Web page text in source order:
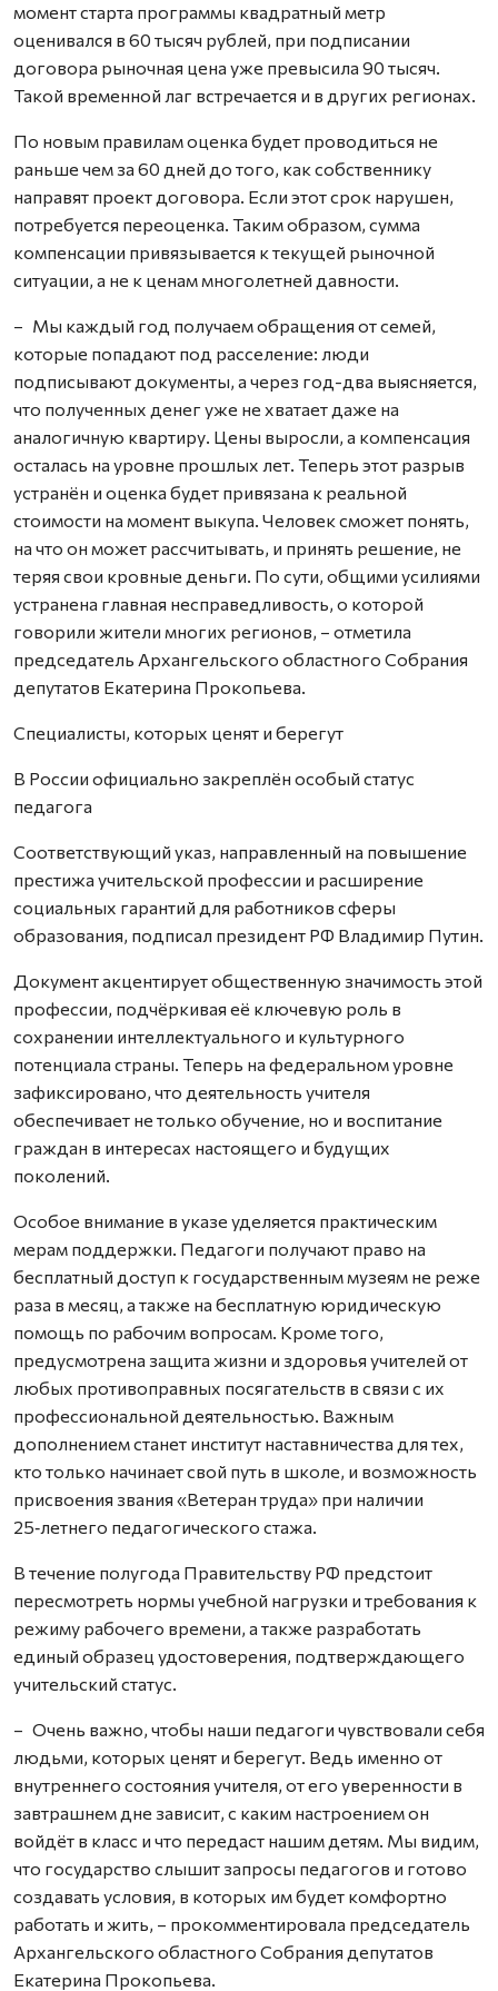
момент старта программы квадратный метр
оценивался в 60 тысяч рублей, при подписании
договора рыночная цена уже превысила 90 тысяч.
Такой временной лаг встречается и в других регионах.
По новым правилам оценка будет проводиться не
раньше чем за 60 дней до того, как собственнику
направят проект договора. Если этот срок нарушен,
потребуется переоценка. Таким образом, сумма
компенсации привязывается к текущей рыночной
ситуации, а не к ценам многолетней давности.
– Мы каждый год получаем обращения от семей,
которые попадают под расселение: люди
подписывают документы, а через год-два выясняется,
что полученных денег уже не хватает даже на
аналогичную квартиру. Цены выросли, а компенсация
осталась на уровне прошлых лет. Теперь этот разрыв
устранён и оценка будет привязана к реальной
стоимости на момент выкупа. Человек сможет понять,
на что он может рассчитывать, и принять решение, не
теряя свои кровные деньги. По сути, общими усилиями
устранена главная несправедливость, о которой
говорили жители многих регионов, – отметила
председатель Архангельского областного Собрания
депутатов Екатерина Прокопьева.
Специалисты, которых ценят и берегут
В России официально закреплён особый статус
педагога
Соответствующий указ, направленный на повышение
престижа учительской профессии и расширение
социальных гарантий для работников сферы
образования, подписал президент РФ Владимир Путин.
Документ акцентирует общественную значимость этой
профессии, подчёркивая её ключевую роль в
сохранении интеллектуального и культурного
потенциала страны. Теперь на федеральном уровне
зафиксировано, что деятельность учителя
обеспечивает не только обучение, но и воспитание
граждан в интересах настоящего и будущих
поколений.
Особое внимание в указе уделяется практическим
мерам поддержки. Педагоги получают право на
бесплатный доступ к государственным музеям не реже
раза в месяц, а также на бесплатную юридическую
помощь по рабочим вопросам. Кроме того,
предусмотрена защита жизни и здоровья учителей от
любых противоправных посягательств в связи с их
профессиональной деятельностью. Важным
дополнением станет институт наставничества для тех,
кто только начинает свой путь в школе, и возможность
присвоения звания «Ветеран труда» при наличии
25‑летнего педагогического стажа.
В течение полугода Правительству РФ предстоит
пересмотреть нормы учебной нагрузки и требования к
режиму рабочего времени, а также разработать
единый образец удостоверения, подтверждающего
учительский статус.
– Очень важно, чтобы наши педагоги чувствовали себя
людьми, которых ценят и берегут. Ведь именно от
внутреннего состояния учителя, от его уверенности в
завтрашнем дне зависит, с каким настроением он
войдёт в класс и что передаст нашим детям. Мы видим,
что государство слышит запросы педагогов и готово
создавать условия, в которых им будет комфортно
работать и жить, – прокомментировала председатель
Архангельского областного Собрания депутатов
Екатерина Прокопьева.